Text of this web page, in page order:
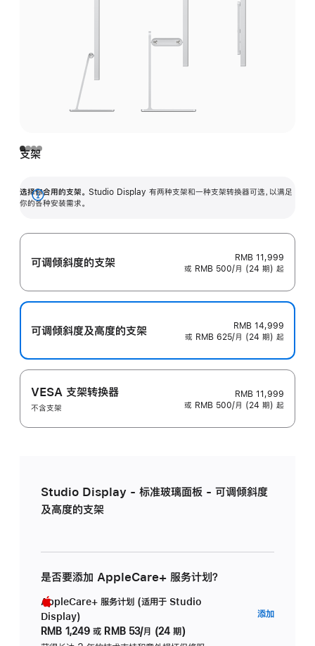
支架
选择你合用的支架。 Studio Display 有两种支架和一种支架转换器可选，以满足
你的各种安装需求。
展
可调倾斜度的支架
RMB 11,999
或 RMB 500/月 (24 期) 起
可调倾斜度及高‍度的支‍架
RMB 14,999
或 RMB 625/月 (24 期) 起
VESA 支架转换器
不含支架
RMB 11,999
或 RMB 500/月 (24 期) 起
Studio Display - 标准玻璃面板 - 可调倾斜度
及高度的支架
是否要添加 AppleCare+ 服务计划？
AppleCare+ 服务计划 (适用于 Studio
Display)
RMB 1,249 或 RMB 53/月 (24 期)
添加